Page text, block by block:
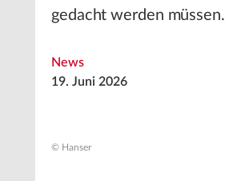
gedacht werden müssen.
News
19. Juni 2026
© Hanser